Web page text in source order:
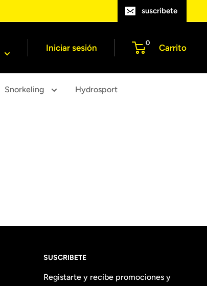
suscribete
Iniciar sesión 0 Carrito
Snorkeling Hydrosport
SUSCRIBETE
Registarte y recibe promociones y